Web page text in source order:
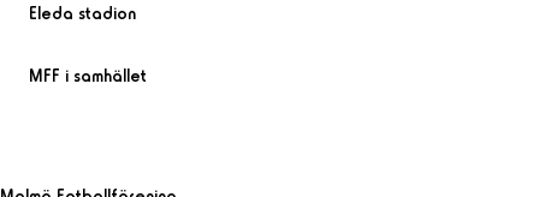
Eleda stadion
MFF i samhället